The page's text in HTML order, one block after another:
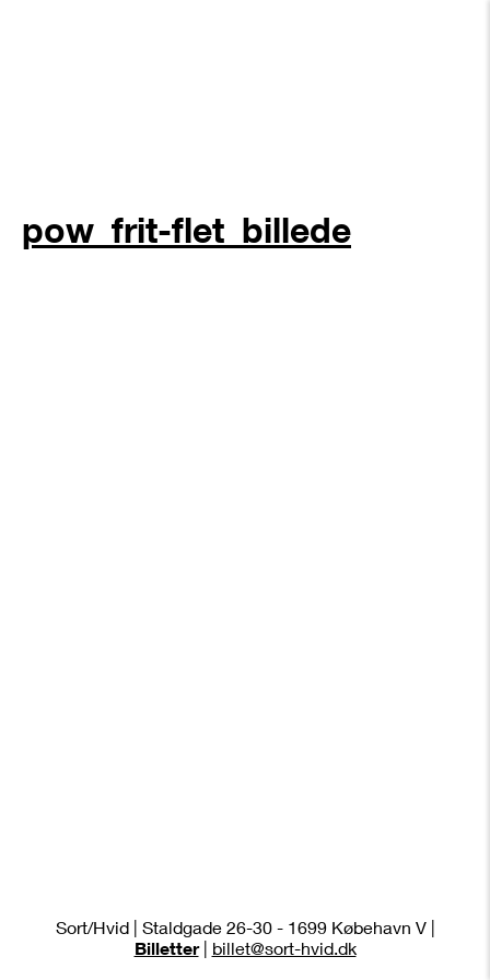
pow_frit-flet_billede
Sort/Hvid | Staldgade 26-30 - 1699 Købehavn V |
Billetter| billet@sort-hvid.dk